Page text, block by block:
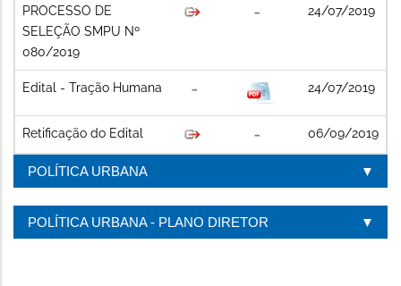
PROCESSO DE
SELEÇÃO SMPU Nº
080/2019
24/07/2019
Edital - Tração Humana 24/07/2019
Retificação do Edital 06/09/2019
POLÍTICA URBANA
POLÍTICA URBANA - PLANO DIRETOR